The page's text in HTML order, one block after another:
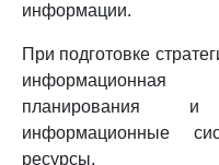
информации.
При подготовке
информационная
планирования
информационные
ресурсы.